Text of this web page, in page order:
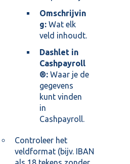
Omschrijvin
g: Wat elk
veld inhoudt.
Dashlet in
Cashpayroll
®: Waar je de
gegevens
kunt vinden
in
Cashpayroll.
Controleer het
veldformat (bijv. IBAN